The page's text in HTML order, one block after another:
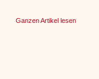
Ganzen Artikel lesen